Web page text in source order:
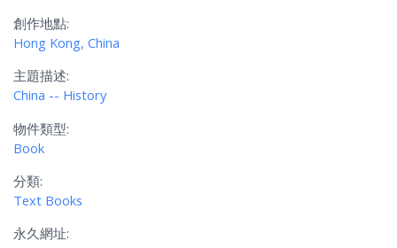
創作地點:
Hong Kong, China
主題描述:
China -- History
物件類型:
Book
分類:
Text Books
永久網址: